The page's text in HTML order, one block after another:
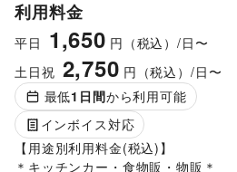
利用料金
平日 1,650 円（税込）/日〜
土日祝 2,750 円（税込）/日〜
最低1 日間から利用可能
インボイス対応
【用途別利用料金(税込)】
＊キッチンカー・食物販・物販＊